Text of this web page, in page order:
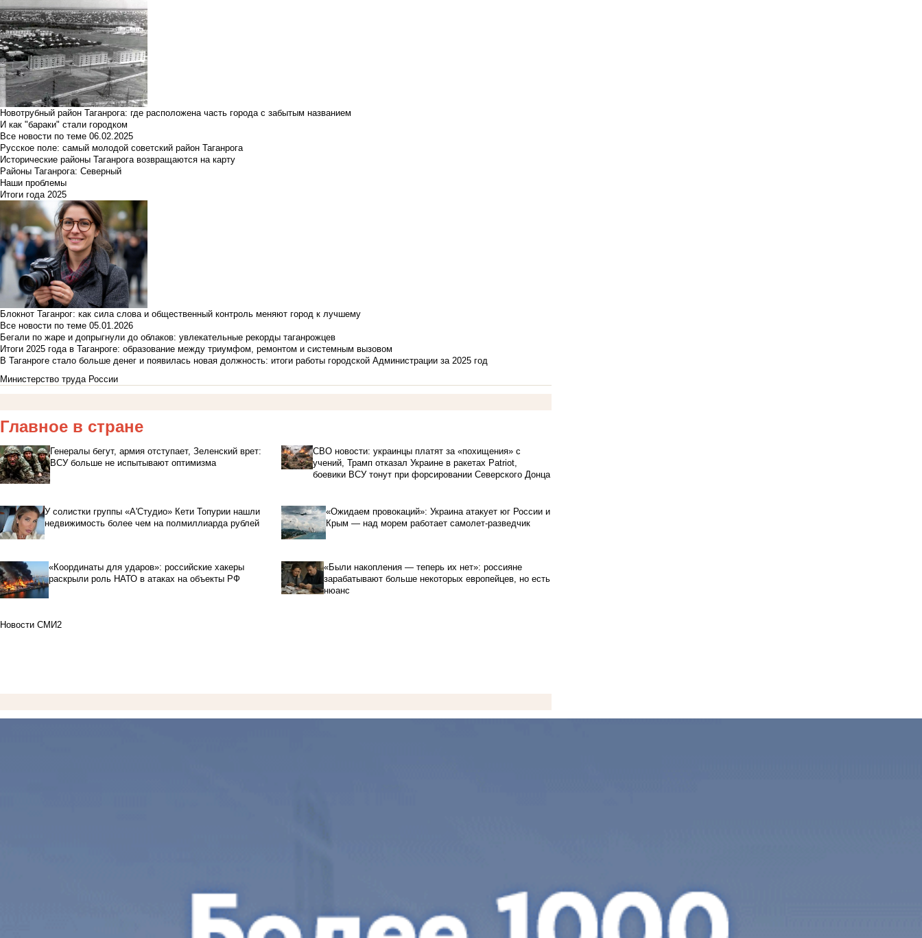
Новотрубный район Таганрога: где расположена часть города с забытым названием
И как "бараки" стали городком
Все новости по теме 06.02.2025
Русское поле: самый молодой советский район Таганрога
Исторические районы Таганрога возвращаются на карту
Районы Таганрога: Северный
Наши проблемы
Итоги года 2025
Блокнот Таганрог: как сила слова и общественный контроль меняют город к лучшему
Все новости по теме 05.01.2026
Бегали по жаре и допрыгнули до облаков: увлекательные рекорды таганрожцев
Итоги 2025 года в Таганроге: образование между триумфом, ремонтом и системным вызовом
В Таганроге стало больше денег и появилась новая должность: итоги работы городской Администрации за 2025 год
Министерство труда России
Главное в стране
Генералы бегут, армия отступает, Зеленский врет:
ВСУ больше не испытывают оптимизма
СВО новости: украинцы платят за «похищения» с
учений, Трамп отказал Украине в ракетах Patriot,
боевики ВСУ тонут при форсировании Северского Донца
У солистки группы «А'Студио» Кети Топурии нашли
недвижимость более чем на полмиллиарда рублей
«Ожидаем провокаций»: Украина атакует юг России и
Крым — над морем работает самолет-разведчик
«Координаты для ударов»: российские хакеры
раскрыли роль НАТО в атаках на объекты РФ
«Были накопления — теперь их нет»: россияне
зарабатывают больше некоторых европейцев, но есть
нюанс
Новости СМИ2